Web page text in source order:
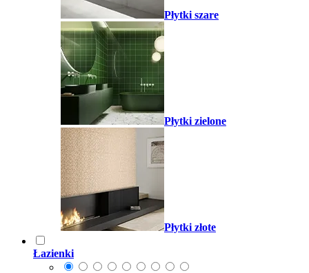
Płytki szare
Płytki zielone
Płytki złote
Łazienki